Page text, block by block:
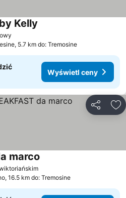
Kelly
5.7 km do: Tremosine
Wyświetl ceny
marco
16.5 km do: Tremosine